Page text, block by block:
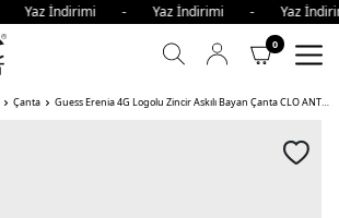
İndirimi - Yaz İndirimi - Yaz
0
Çanta Guess Erenia 4G Logolu Zincir Askılı Bayan Çanta CLO ANTRASİT